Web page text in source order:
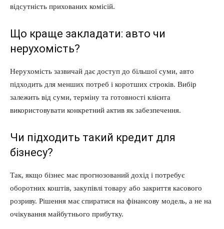
відсутність прихованих комісій.
Що краще закладати: авто чи
нерухомість?
Нерухомість зазвичай дає доступ до більшої суми, авто
підходить для менших потреб і коротших строків. Вибір
залежить від суми, терміну та готовності клієнта
використовувати конкретний актив як забезпечення.
Чи підходить такий кредит для
бізнесу?
Так, якщо бізнес має прогнозований дохід і потребує
оборотних коштів, закупівлі товару або закриття касового
розриву. Рішення має спиратися на фінансову модель, а не на
очікування майбутнього прибутку.